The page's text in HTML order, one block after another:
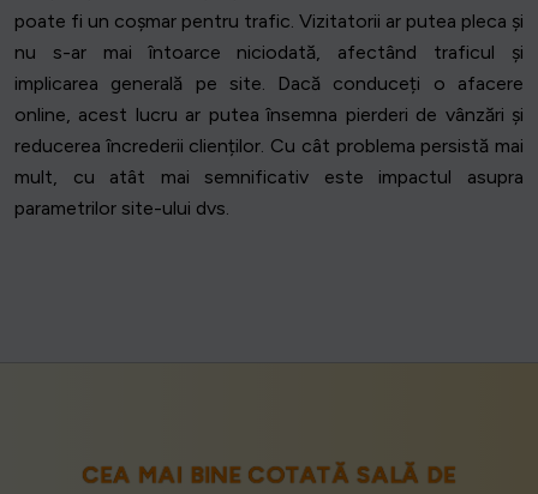
poate fi un coșmar pentru trafic. Vizitatorii ar putea pleca și
nu s-ar mai întoarce niciodată, afectând traficul și
implicarea generală pe site. Dacă conduceți o afacere
online, acest lucru ar putea însemna pierderi de vânzări și
reducerea încrederii clienților. Cu cât problema persistă mai
mult, cu atât mai semnificativ este impactul asupra
parametrilor site-ului dvs.
CEA MAI BINE COTATĂ SALĂ DE